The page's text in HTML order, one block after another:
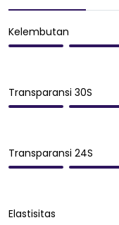
Kelembutan
Transparansi 30S
Transparansi 24S
Elastisitas